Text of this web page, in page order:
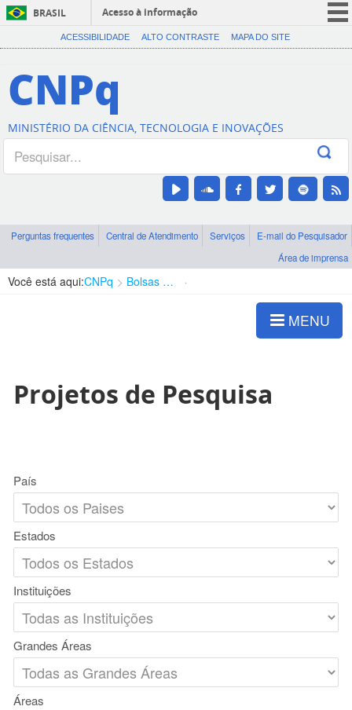
BRASIL
Acesso à informação
CORONAVÍRUS (COVID-19)
Canais
ACESSIBILIDADE ALTO CONTRASTE MAPA DO SITE
CNPq
MINISTÉRIO DA CIÊNCIA, TECNOLOGIA E INOVAÇÕES
Perguntas frequentes Central de Atendimento Serviços
E-mail do Pesquisador
Área de imprensa
Você está aqui:CNPq Bolsas e Auxílios Vigentes
MENU
Projetos de Pesquisa
País
Estados
Instituições
Grandes Áreas
Áreas